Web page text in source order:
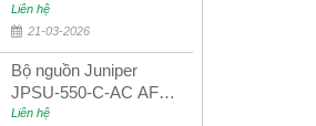
Liên hệ
21-03-2026
Bộ nguồn Juniper
JPSU-550-C-AC AFO
nguồn AC công suất
Liên hệ